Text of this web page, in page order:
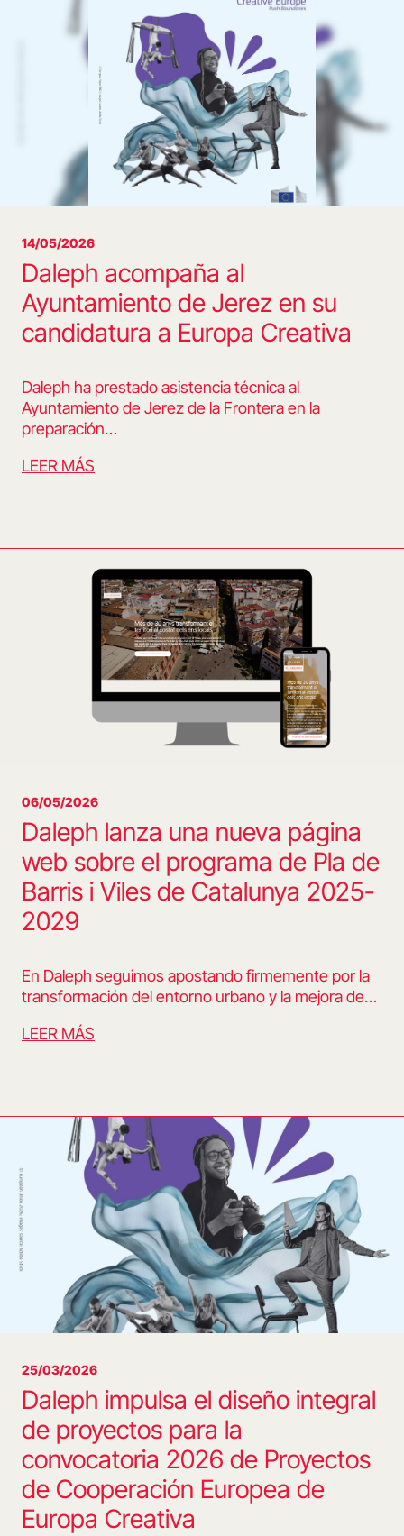
14/05/2026
Daleph acompaña al
Ayuntamiento de Jerez en su
candidatura a Europa Creativa
Daleph ha prestado asistencia técnica al
Ayuntamiento de Jerez de la Frontera en la
preparación…
LEER MÁS
06/05/2026
Daleph lanza una nueva página
web sobre el programa de Pla de
Barris i Viles de Catalunya 2025-
2029
En Daleph seguimos apostando firmemente por la
transformación del entorno urbano y la mejora de…
LEER MÁS
25/03/2026
Daleph impulsa el diseño integral
de proyectos para la
convocatoria 2026 de Proyectos
de Cooperación Europea de
Europa Creativa